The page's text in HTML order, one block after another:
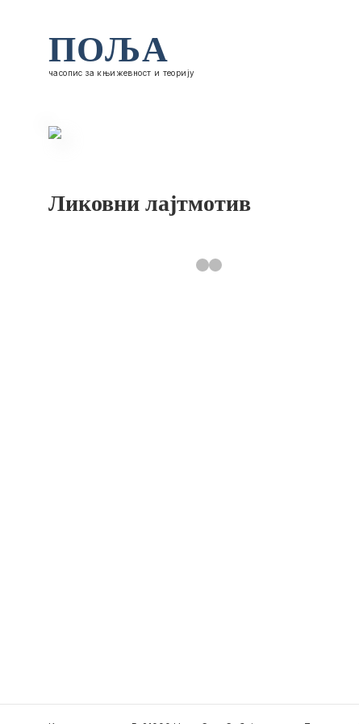
ПОЉА
часопис за књижевност и теорију
Ликовни лајтмотив